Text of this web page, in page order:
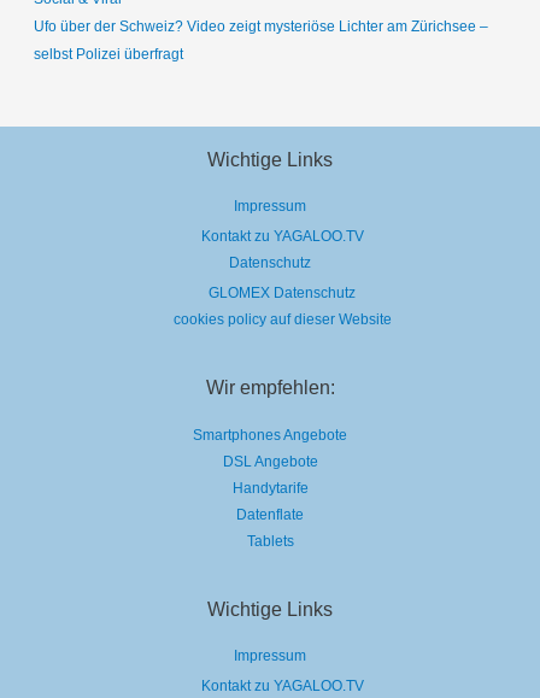
Ufo über der Schweiz? Video zeigt mysteriöse Lichter am Zürichsee –
selbst Polizei überfragt
Wichtige Links
Impressum
Kontakt zu YAGALOO.TV
Datenschutz
GLOMEX Datenschutz
cookies policy auf dieser Website
Wir empfehlen:
Smartphones Angebote
DSL Angebote
Handytarife
Datenflate
Tablets
Wichtige Links
Impressum
Kontakt zu YAGALOO.TV